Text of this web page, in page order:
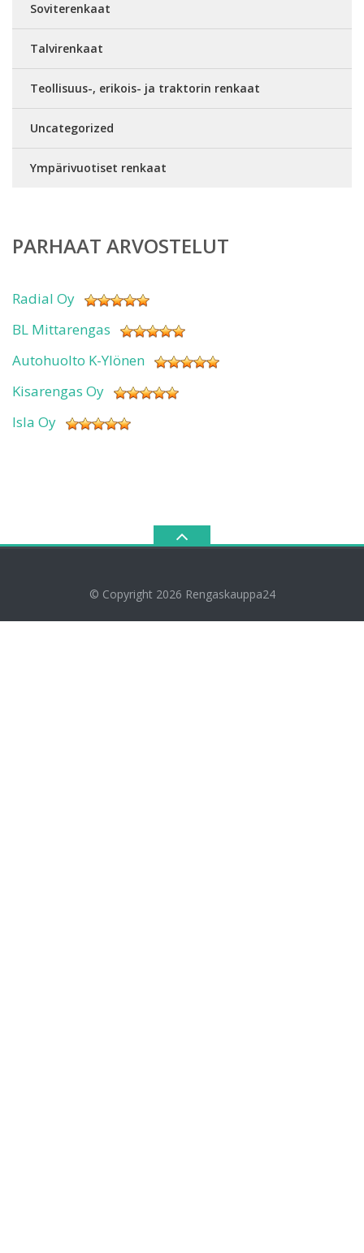
Soviterenkaat
Talvirenkaat
Teollisuus-, erikois- ja traktorin renkaat
Uncategorized
Ympärivuotiset renkaat
PARHAAT ARVOSTELUT
Radial Oy
BL Mittarengas
Autohuolto K-Ylönen
Kisarengas Oy
Isla Oy
© Copyright 2026 Rengaskauppa24